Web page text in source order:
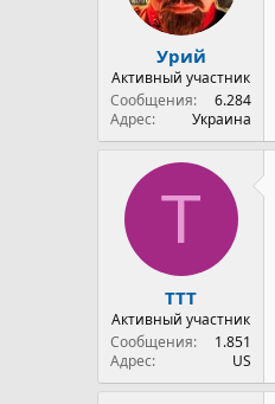
Урий
Активный участник
Сообщения
6.284
Адрес
Украина
T
TTT
Активный участник
Сообщения
1.851
Адрес
US